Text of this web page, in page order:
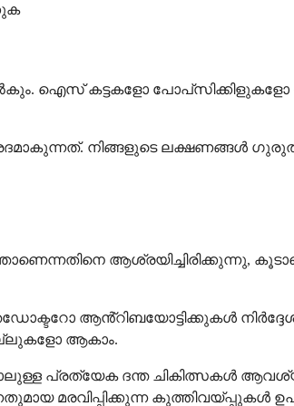
ഐസ് കട്ടകളോ
നിങ്ങളുടെ ലക്ഷണങ്ങൾ
ആശ്രയിച്ചിരിക്കുന്നു,
ആൻ്റിബയോട്ടിക്കുകൾ
ആകാം.
പ്രത്യേക ദന്ത ചികിത്സകൾ
മരവിപ്പിക്കുന്ന കുത്തിവയ്പ്പുകൾ